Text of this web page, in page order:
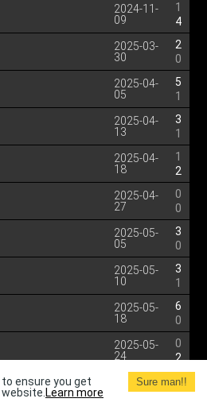
2024-11-
09
1
4
2025-03-
30
2
0
2025-04-
05
5
1
2025-04-
13
3
1
2025-04-
18
1
2
2025-04-
27
0
0
2025-05-
05
3
0
2025-05-
10
3
1
2025-05-
18
6
0
2025-05-
24
0
2
2025-05-
4
1
ensure you get
Learn more
Sure man!!